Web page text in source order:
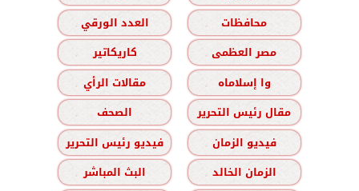
محافظات
العدد الورقي
مصر العظمى
كاريكاتير
وا إسلاماه
مقالات الرأي
مقال رئيس التحرير
الصحف
فيديو الزمان
فيديو رئيس التحرير
الزمان الخالد
البث المباشر